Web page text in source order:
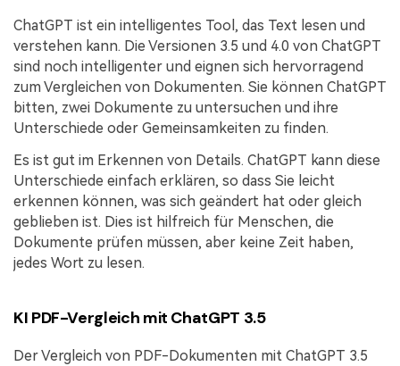
ChatGPT ist ein intelligentes Tool, das Text lesen und
verstehen kann. Die Versionen 3.5 und 4.0 von ChatGPT
sind noch intelligenter und eignen sich hervorragend
zum Vergleichen von Dokumenten. Sie können ChatGPT
bitten, zwei Dokumente zu untersuchen und ihre
Unterschiede oder Gemeinsamkeiten zu finden.
Es ist gut im Erkennen von Details. ChatGPT kann diese
Unterschiede einfach erklären, so dass Sie leicht
erkennen können, was sich geändert hat oder gleich
geblieben ist. Dies ist hilfreich für Menschen, die
Dokumente prüfen müssen, aber keine Zeit haben,
jedes Wort zu lesen.
KI PDF-Vergleich mit ChatGPT 3.5
Der Vergleich von PDF-Dokumenten mit ChatGPT 3.5